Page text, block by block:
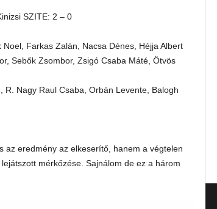
SZITE: 2 – 0
Farkas Zalán, Nacsa Dénes, Héjja Albert
Sebők Zsombor, Zsigó Csaba Máté, Ötvös
R. Nagy Raul Csaba, Orbán Levente, Balogh
az eredmény az elkeserítő, hanem a végtelen
mérkőzése. Sajnálom de ez a három